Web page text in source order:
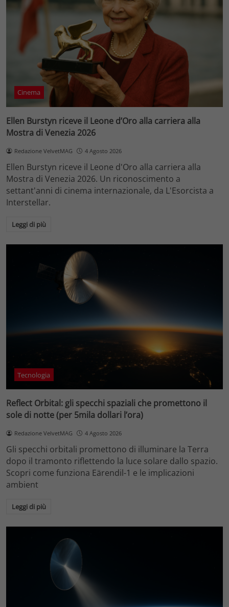
Cinema
Ellen Burstyn riceve il Leone d’Oro alla carriera alla
Mostra di Venezia 2026
Redazione VelvetMAG 4 Agosto 2026
Ellen Burstyn riceve il Leone d'Oro alla carriera alla
Mostra di Venezia 2026. Un riconoscimento a
settant'anni di cinema internazionale, da L'Esorcista a
Interstellar.
Leggi di più
Tecnologia
Reflect Orbital: gli specchi spaziali che promettono il
sole di notte (per 5mila dollari l’ora)
Redazione VelvetMAG 4 Agosto 2026
Gli specchi orbitali promettono di illuminare la Terra
dopo il tramonto riflettendo la luce solare dallo spazio.
Scopri come funziona Eärendil-1 e le implicazioni
ambient
Leggi di più